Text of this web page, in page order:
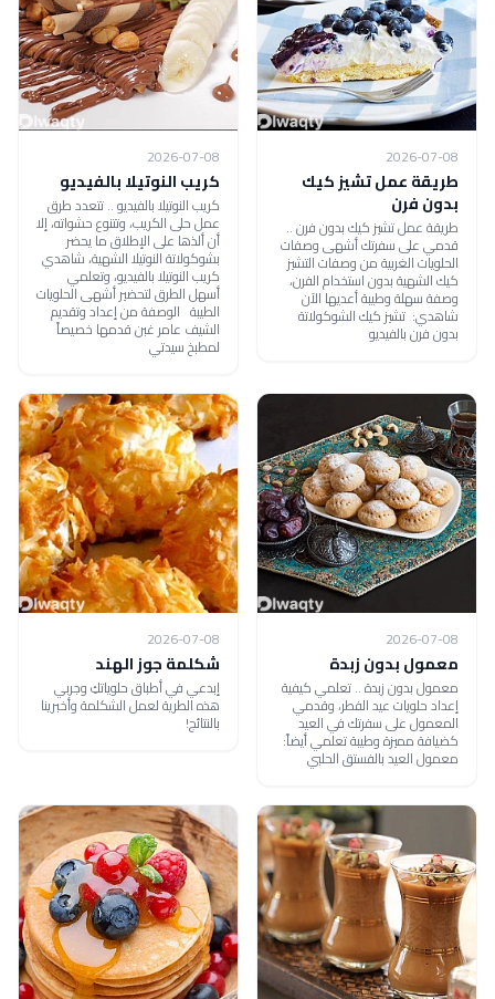
2026-07-08
طريقة عمل تشيز كيك
بدون فرن
طريقة عمل تشيز كيك بدون فرن ..
قدمي على سفرتك أشهى وصفات
الحلويات الغربية من وصفات التشيز
كيك الشهية بدون استخدام الفرن،
وصفة سهلة وطيبة أعديها الآن
شاهدي: تشيز كيك الشوكولاتة
بدون فرن بالفيديو
2026-07-08
كريب النوتيلا بالفيديو
كريب النوتيلا بالفيديو .. تتعدد طرق
عمل حلى الكريب، وتتنوع حشواته، إلا
أن ألذها على الإطلاق ما يحضر
بشوكولاتة النوتيلا الشهية، شاهدي
كريب النوتيلا بالفيديو، وتعلمي
أسهل الطرق لتحضير أشهى الحلويات
الطيبة الوصفة من إعداد وتقديم
الشيف عامر غبن قدمها خصيصاً
لمطبخ سيدتي
2026-07-08
معمول بدون زبدة
معمول بدون زبدة .. تعلمي كيفية
إعداد حلويات عيد الفطر، وقدمي
المعمول على سفرتك في العيد
كضيافة مميزة وطيبة تعلمي أيضاً:
معمول العيد بالفستق الحلبي
2026-07-08
شكلمة جوز الهند
إبدعي في أطباق حلوياتكِ وجربي
هذه الطرية لعمل الشكلمة وأخبرينا
بالنتائج!